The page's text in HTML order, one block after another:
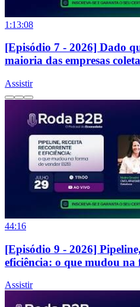
1:13:08
[Episódio 7 - 2026] Dado
maioria das empresas
Assistir
44:16
[Episódio 9 - 2026]
eficiência: o que mudou
Assistir